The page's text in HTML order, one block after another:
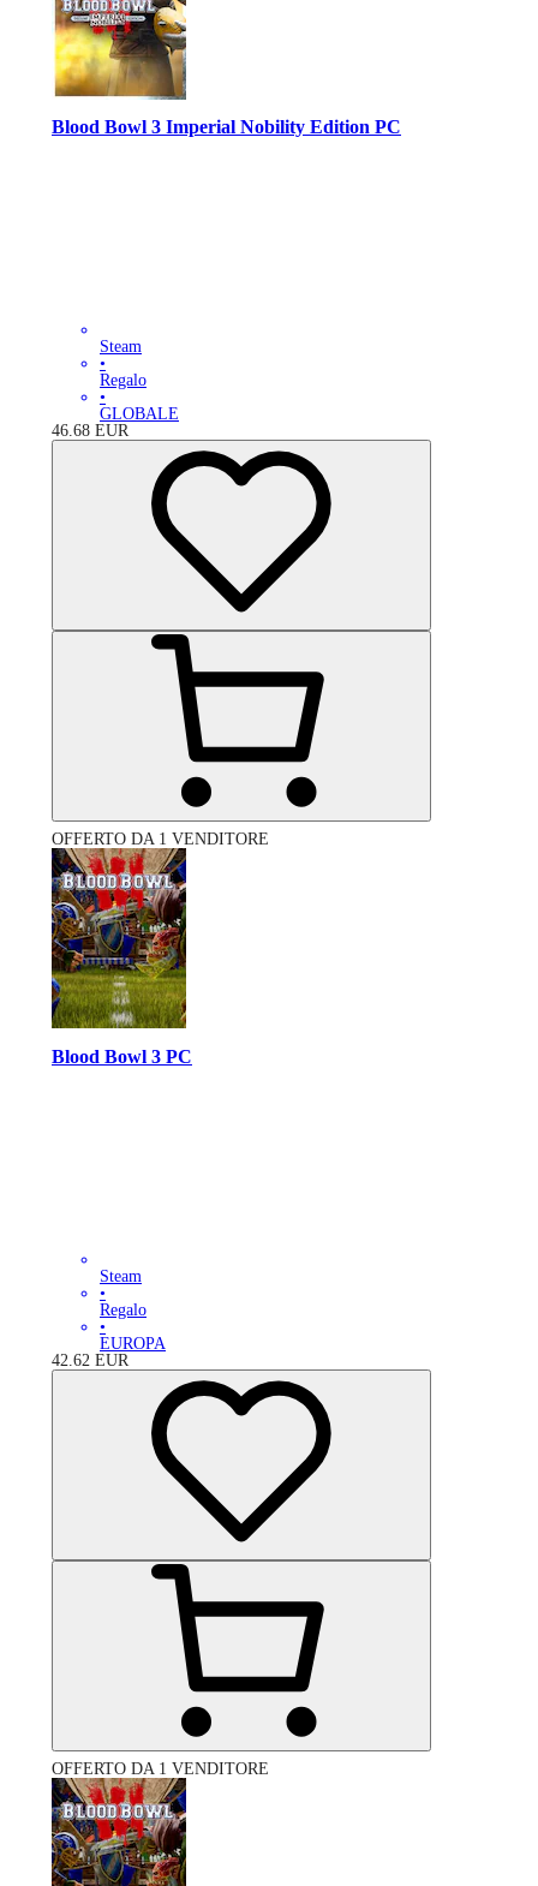
Blood Bowl 3 Imperial Nobility Edition PC
Steam
•
Regalo
•
GLOBALE
46.68 EUR
OFFERTO DA 1 VENDITORE
Blood Bowl 3 PC
Steam
•
Regalo
•
EUROPA
42.62 EUR
OFFERTO DA 1 VENDITORE